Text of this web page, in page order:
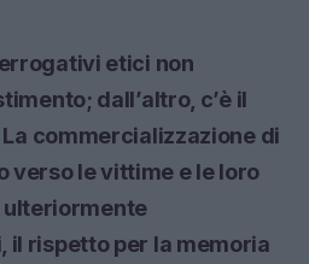
etici non
dall’altro, c’è il
commercializzazione di
verso le vittime e le loro
ulteriormente
il rispetto per la memoria